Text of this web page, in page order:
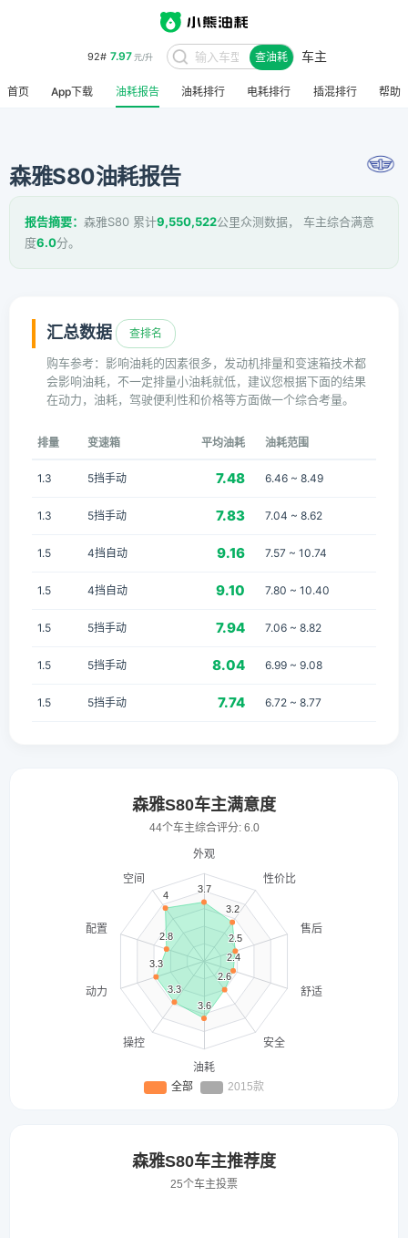
95# 8.48 元/升 查油耗 车主
首页 App下载 油耗报告 油耗排行 电耗排行 插混排行 帮助
森雅S80油耗报告
报告摘要： 森雅S80 累计9,550,522公里众测数据， 车主综合满意
度6.0分。
汇总数据 查排名
购车参考：影响油耗的因素很多，发动机排量和变速箱技术都
会影响油耗，不一定排量小油耗就低，建议您根据下面的结果
在动力，油耗，驾驶便利性和价格等方面做一个综合考量。
排量 变速箱 平均油耗 油耗范围
1.3 5挡手动 7.48 6.46 ~ 8.49
1.3 5挡手动 7.83 7.04 ~ 8.62
1.5 4挡自动 9.16 7.57 ~ 10.74
1.5 4挡自动 9.10 7.80 ~ 10.40
1.5 5挡手动 7.94 7.06 ~ 8.82
1.5 5挡手动 8.04 6.99 ~ 9.08
1.5 5挡手动 7.74 6.72 ~ 8.77